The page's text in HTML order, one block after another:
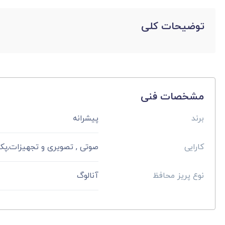
توضیحات کلی
مشخصات فنی
برند پیشرانه
کارایی صوتی , تصویری و
نوع پریز محافظ آنالوگ